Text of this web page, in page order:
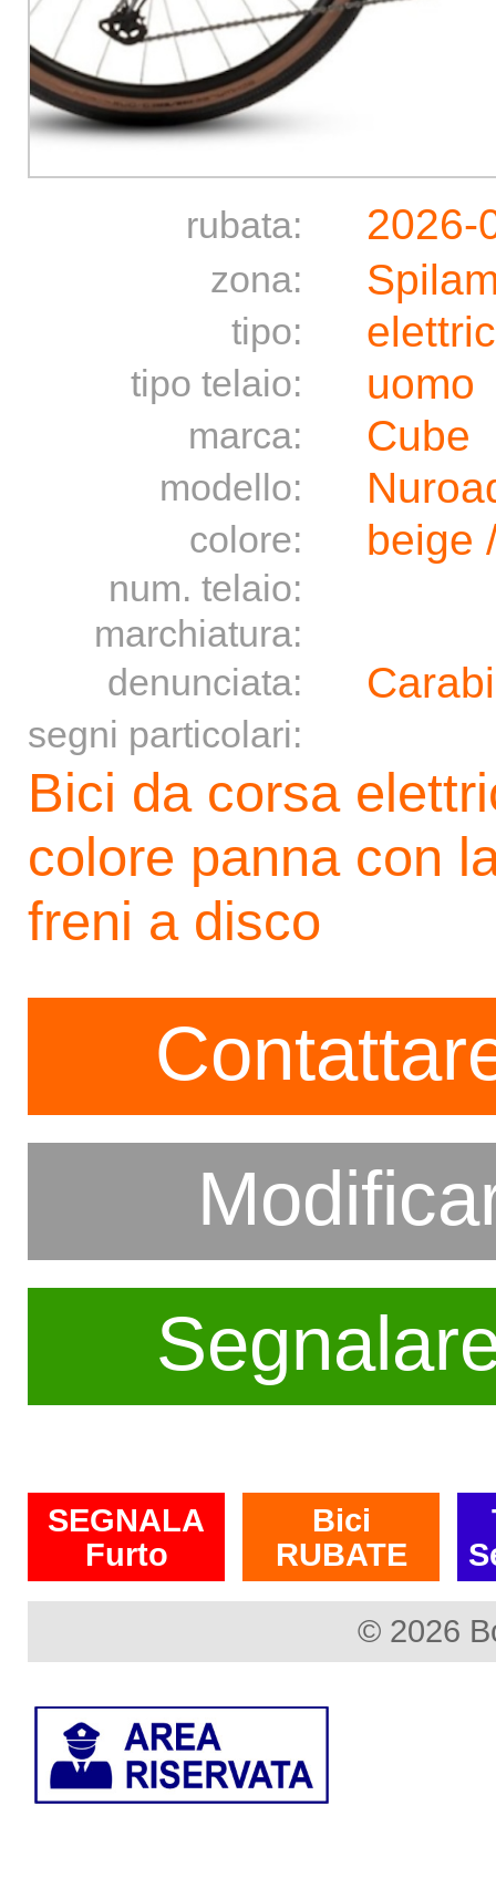
rubata:
zona:
tipo:
tipo telaio: uomo
marca: Cube
modello:
colore: beige
num. telaio:
marchiatura:
denunciata:
segni particolari:
Bici da corsa
colore panna con
freni a disco
SEGNALA
Furto
Bici
RUBATE
© 2026